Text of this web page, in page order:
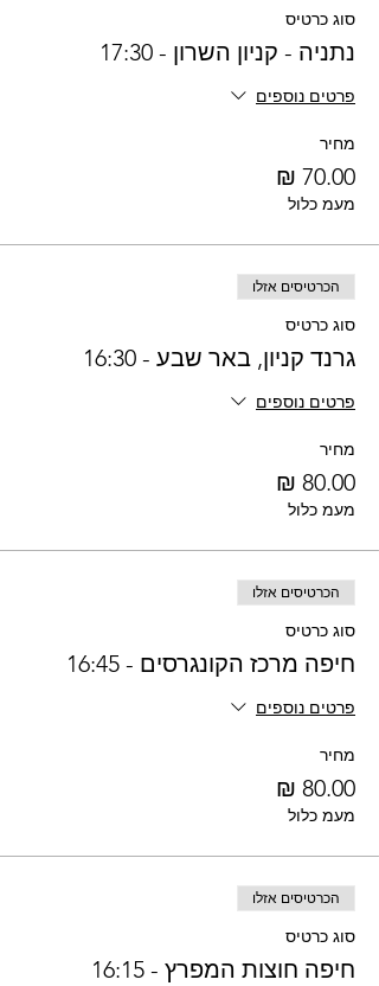
סוג כרטיס
נתניה - קניון השרון - 17:30
פרטים נוספים
מחיר
מעמ כלול
הכרטיסים אזלו
סוג כרטיס
גרנד קניון, באר שבע - 16:30
פרטים נוספים
מחיר
מעמ כלול
הכרטיסים אזלו
סוג כרטיס
חיפה מרכז הקונגרסים - 16:45
פרטים נוספים
מחיר
מעמ כלול
הכרטיסים אזלו
סוג כרטיס
חיפה חוצות המפרץ - 16:15